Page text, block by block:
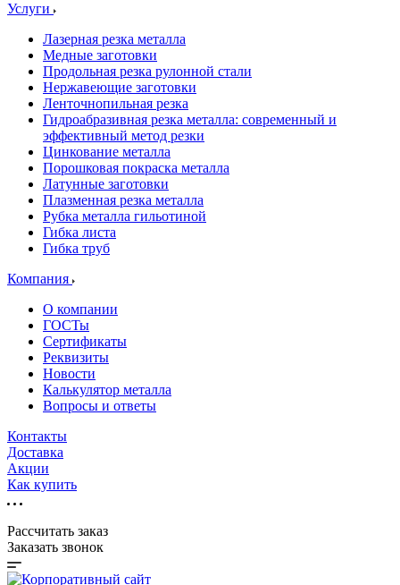
Услуги
Лазерная резка металла
Медные заготовки
Продольная резка рулонной стали
Нержавеющие заготовки
Ленточнопильная резка
Гидроабразивная резка металла: современный и
эффективный метод резки
Цинкование металла
Порошковая покраска металла
Латунные заготовки
Плазменная резка металла
Рубка металла гильотиной
Гибка листа
Гибка труб
Компания
О компании
ГОСТы
Сертификаты
Реквизиты
Новости
Калькулятор металла
Вопросы и ответы
Контакты
Доставка
Акции
Как купить
Рассчитать заказ
Заказать звонок